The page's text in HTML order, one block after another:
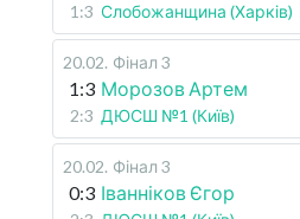
1:3 Слобожанщина (Харків)
20.02. Фінал 3
1:3 Морозов Артем
2:3 ДЮСШ №1 (Київ)
20.02. Фінал 3
0:3 Іванніков Єгор